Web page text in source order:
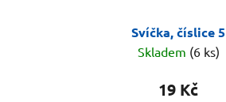
Svíčka, číslice 5
Skladem (6 ks)
19 Kč